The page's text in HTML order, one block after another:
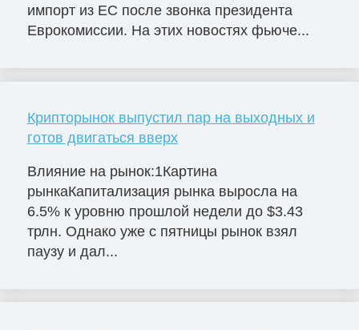
импорт из ЕС после звонка президента
Еврокомиссии. На этих новостях фьюче...
Крипторынок выпустил пар на выходных и
готов двигаться вверх
Влияние на рынок:1Картина
рынкаКапитализация рынка выросла на
6.5% к уровню прошлой недели до $3.43
трлн. Однако уже с пятницы рынок взял
паузу и дал...